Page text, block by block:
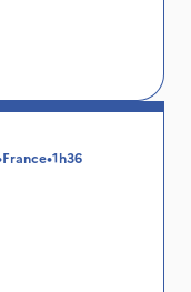
France•1h36